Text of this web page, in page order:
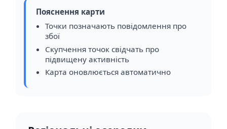
Пояснення карти
Точки позначають повідомлення про
збої
Скупчення точок свідчать про
підвищену активність
Карта оновлюється автоматично